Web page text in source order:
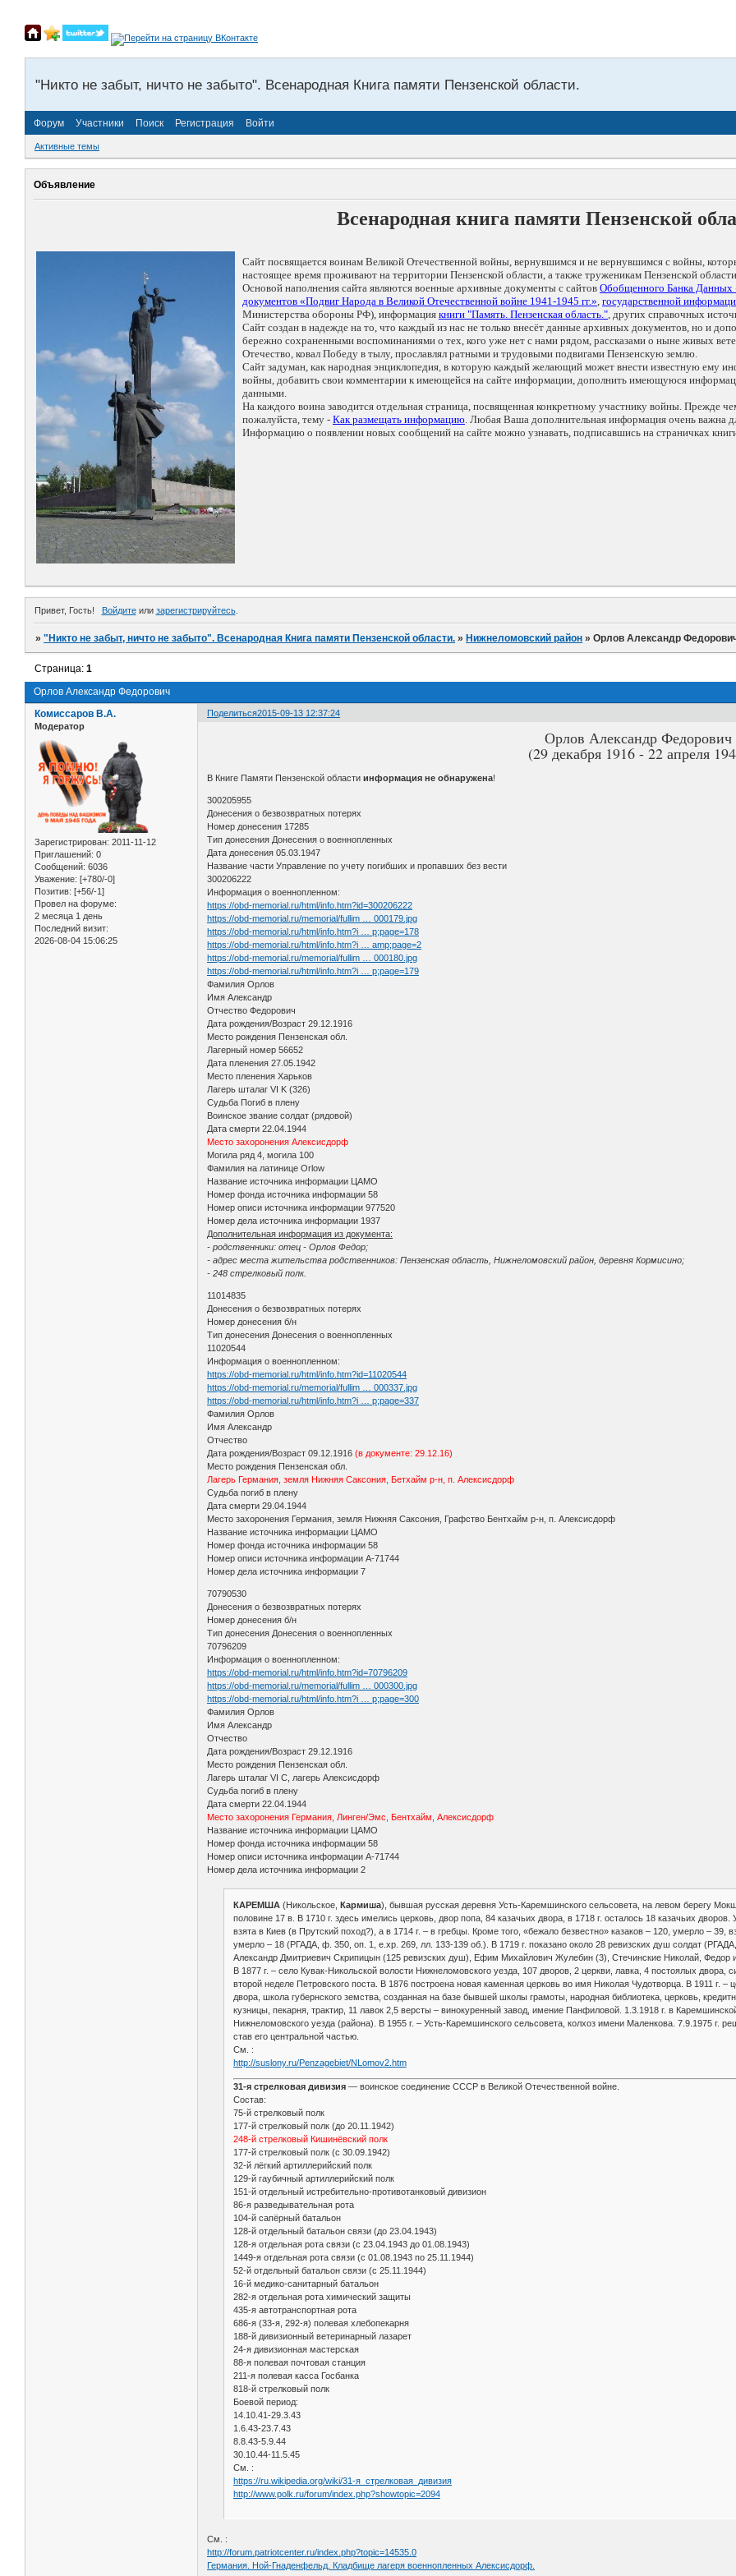
"Никто не забыт, ничто не забыто". Всенародная Книга памяти Пензенской области.
Форум Участники Поиск Регистрация Войти
Активные темы
Объявление
Всенародная книга памяти Пензенской
Сайт посвящается воинам Великой Отечественной войны, вернувшимся и не вернувшимся с войны,
настоящее время проживают на территории Пензенской области, а также труженикам Пензенской
Основой наполнения сайта являются военные архивные документы с сайтов Обобщенного Банка
документов «Подвиг Народа в Великой Отечественной войне 1941-1945 гг.», государственной
Министерства обороны РФ), информация книги "Память. Пензенская область.", других справочных
Сайт создан в надежде на то, что каждый из нас не только внесёт данные архивных документов, но и
бережно сохраненными воспоминаниями о тех, кого уже нет с нами рядом, рассказами о ныне живых
Отечество, ковал Победу в тылу, прославлял ратными и трудовыми подвигами Пензенскую землю.
Сайт задуман, как народная энциклопедия, в которую каждый желающий может внести известную ему
войны, добавить свои комментарии к имеющейся на сайте информации, дополнить имеющуюся
данными.
На каждого воина заводится отдельная страница, посвященная конкретному участнику войны. Прежде
пожалуйста, тему - Как размещать информацию. Любая Ваша дополнительная информация очень важна
Информацию о появлении новых сообщений на сайте можно узнавать, подписавшись на страничках
Привет, Гость! Войдитеили зарегистрируйтесь.
»"Никто не забыт, ничто не забыто". Всенародная Книга памяти Пензенской области. » Нижнеломовский район »Орлов Александр
Орлов Александр Федорович
Страница:1
Поделиться2015-09-13 12:37:24
Комиссаров В.А.
Модератор
Зарегистрирован: 2011-11-12
Приглашений: 0
Сообщений: 6036
Уважение: [+780/-0]
Позитив: [+56/-1]
Провел на форуме:
2 месяца 1 день
Последний визит:
2026-08-04 15:06:25
Орлов Александр Федорович
(29 декабря 1916 - 22 апреля
В Книге Памяти Пензенской областиинформация не обнаружена!
300205955
Донесения о безвозвратных потерях
Номер донесения 17285
Тип донесения Донесения о военнопленных
Дата донесения 05.03.1947
Название части Управление по учету погибших и пропавших без вести
300206222
Информация о военнопленном:
https://obd-memorial.ru/html/info.htm?id=300206222
https://obd-memorial.ru/memorial/fullim … 000179.jpg
https://obd-memorial.ru/html/info.htm?i … p;page=178
https://obd-memorial.ru/html/info.htm?i … amp;page=2
https://obd-memorial.ru/memorial/fullim … 000180.jpg
https://obd-memorial.ru/html/info.htm?i … p;page=179
Фамилия Орлов
Имя Александр
Отчество Федорович
Дата рождения/Возраст 29.12.1916
Место рождения Пензенская обл.
Лагерный номер 56652
Дата пленения 27.05.1942
Место пленения Харьков
Лагерь шталаг VI K (326)
Судьба Погиб в плену
Воинское звание солдат (рядовой)
Дата смерти 22.04.1944
Место захоронения Алексисдорф
Могила ряд 4, могила 100
Фамилия на латинице Orlow
Название источника информации ЦАМО
Номер фонда источника информации 58
Номер описи источника информации 977520
Номер дела источника информации 1937
Дополнительная информация из документа:
- родственники: отец - Орлов Федор;
- адрес места жительства родственников: Пензенская область, Нижнеломовский район, деревня Кормисино;
- 248 стрелковый полк.
11014835
Донесения о безвозвратных потерях
Номер донесения б/н
Тип донесения Донесения о военнопленных
11020544
Информация о военнопленном:
https://obd-memorial.ru/html/info.htm?id=11020544
https://obd-memorial.ru/memorial/fullim … 000337.jpg
https://obd-memorial.ru/html/info.htm?i … p;page=337
Фамилия Орлов
Имя Александр
Отчество
Дата рождения/Возраст 09.12.1916(в документе: 29.12.16)
Место рождения Пензенская обл.
Лагерь Германия, земля Нижняя Саксония, Бетхайм р-н, п. Алексисдорф
Судьба погиб в плену
Дата смерти 29.04.1944
Место захоронения Германия, земля Нижняя Саксония, Графство Бентхайм р-н, п. Алексисдорф
Название источника информации ЦАМО
Номер фонда источника информации 58
Номер описи источника информации A-71744
Номер дела источника информации 7
70790530
Донесения о безвозвратных потерях
Номер донесения б/н
Тип донесения Донесения о военнопленных
70796209
Информация о военнопленном:
https://obd-memorial.ru/html/info.htm?id=70796209
https://obd-memorial.ru/memorial/fullim … 000300.jpg
https://obd-memorial.ru/html/info.htm?i … p;page=300
Фамилия Орлов
Имя Александр
Отчество
Дата рождения/Возраст 29.12.1916
Место рождения Пензенская обл.
Лагерь шталаг VI C, лагерь Алексисдорф
Судьба погиб в плену
Дата смерти 22.04.1944
Место захоронения Германия, Линген/Эмс, Бентхайм, Алексисдорф
Название источника информации ЦАМО
Номер фонда источника информации 58
Номер описи источника информации A-71744
Номер дела источника информации 2
КАРЕМША (Никольское, Кармиша), бывшая русская деревня Усть-Каремшинского сельсовета, на левом берегу
половине 17 в. В 1710 г. здесь имелись церковь, двор попа, 84 казачьих двора, в 1718 г. осталось 18 казачьих
взята в Киев (в Прутский поход?), а в 1714 г. – в гребцы. Кроме того, «бежало безвестно» казаков – 120, умерло – 39,
умерло – 18 (РГАДА, ф. 350, оп. 1, е.хр. 269, лл. 133-139 об.). В 1719 г. показано около 28 ревизских душ солдат
Александр Дмитриевич Скрипицын (125 ревизских душ), Ефим Михайлович Жулебин (3), Стечинские Николай, Федор
В 1877 г. – село Кувак-Никольской волости Нижнеломовского уезда, 107 дворов, 2 церкви, лавка, 4 постоялых двора,
второй неделе Петровского поста. В 1876 построена новая каменная церковь во имя Николая Чудотворца. В 1911 г.
двора, школа губернского земства, созданная на базе бывшей школы грамоты, народная библиотека, церковь,
кузницы, пекарня, трактир, 11 лавок 2,5 версты – винокуренный завод, имение Панфиловой. 1.3.1918 г. в
Нижнеломовского уезда (района). В 1955 г. – Усть-Каремшинского сельсовета, колхоз имени Маленкова. 7.9.1975 г.
став его центральной частью.
См. :
http://suslony.ru/Penzagebiet/NLomov2.htm
31-я стрелковая дивизия— воинское соединение СССР в Великой Отечественной войне.
Состав:
75-й стрелковый полк
177-й стрелковый полк (до 20.11.1942)
248-й стрелковый Кишинёвский полк
177-й стрелковый полк (с 30.09.1942)
32-й лёгкий артиллерийский полк
129-й гаубичный артиллерийский полк
151-й отдельный истребительно-противотанковый дивизион
86-я разведывательная рота
104-й сапёрный батальон
128-й отдельный батальон связи (до 23.04.1943)
128-я отдельная рота связи (с 23.04.1943 до 01.08.1943)
1449-я отдельная рота связи (с 01.08.1943 по 25.11.1944)
52-й отдельный батальон связи (с 25.11.1944)
16-й медико-санитарный батальон
282-я отдельная рота химический защиты
435-я автотранспортная рота
686-я (33-я, 292-я) полевая хлебопекарня
188-й дивизионный ветеринарный лазарет
24-я дивизионная мастерская
88-я полевая почтовая станция
211-я полевая касса Госбанка
818-й стрелковый полк
Боевой период:
14.10.41-29.3.43
1.6.43-23.7.43
8.8.43-5.9.44
30.10.44-11.5.45
См. :
https://ru.wikipedia.org/wiki/31-я_стрелковая_дивизия
http://www.polk.ru/forum/index.php?showtopic=2094
См. :
http://forum.patriotcenter.ru/index.php?topic=14535.0
Германия. Ной-Гнаденфельд. Кладбище лагеря военнопленных Алексисдорф.